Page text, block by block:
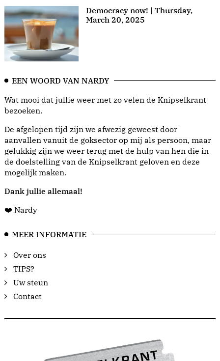
Democracy now! | Thursday,
March 20, 2025
EEN WOORD VAN NARDY
Wat mooi dat jullie weer met zo velen de Knipselkrant
bezoeken.
De afgelopen tijd zijn we afwezig geweest door
aanvallen vanuit de goksector op mij als persoon, maar
gelukkig zijn we weer terug met de hulp van hen die in
de doelstelling van de Knipselkrant geloven en deze
mogelijk maken.
Dank jullie allemaal!
❤️ Nardy
MEER INFORMATIE
Over ons
TIPS?
Uw steun
Contact